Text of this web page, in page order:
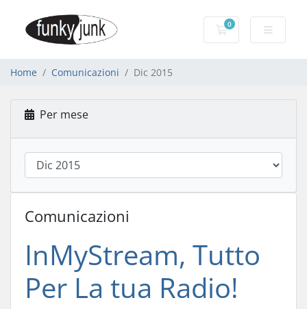
0
Carrello
Home Comunicazioni Dic 2015
Per mese
Comunicazioni
InMyStream, Tutto
Per La tua Radio!